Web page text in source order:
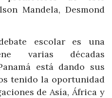
Mandela, Desmond
escolar es una
varias décadas
está dando sus
tenido la oportunidad
de Asía, África y